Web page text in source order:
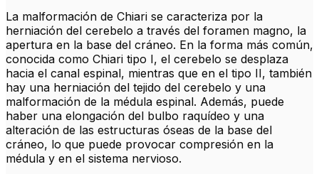
La malformación de Chiari se caracteriza por la
herniación del cerebelo a través del foramen magno, la
apertura en la base del cráneo. En la forma más común,
conocida como Chiari tipo I, el cerebelo se desplaza
hacia el canal espinal, mientras que en el tipo II, también
hay una herniación del tejido del cerebelo y una
malformación de la médula espinal. Además, puede
haber una elongación del bulbo raquídeo y una
alteración de las estructuras óseas de la base del
cráneo, lo que puede provocar compresión en la
médula y en el sistema nervioso.